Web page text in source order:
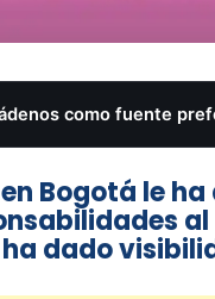
como fuente
Bogotá le
al
dado